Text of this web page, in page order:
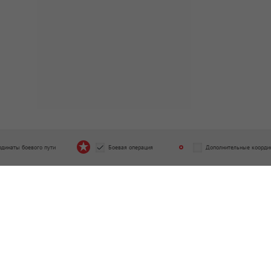
боевого пути Боевая операция Дополнительные